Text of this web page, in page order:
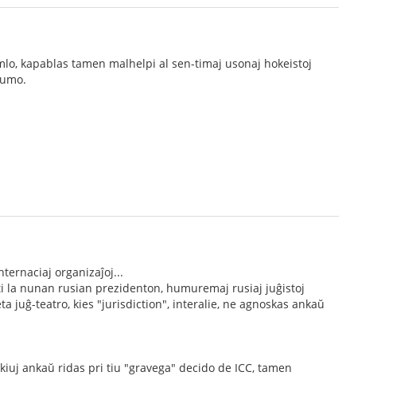
kapablas tamen malhelpi al sen-timaj usonaj hokeistoj
organizaĵoj...
la nunan rusian prezidenton, humuremaj rusiaj juĝistoj
juĝ-teatro, kies "jurisdiction", interalie, ne agnoskas ankaŭ
ankaŭ ridas pri tiu "gravega" decido de ICC, tamen